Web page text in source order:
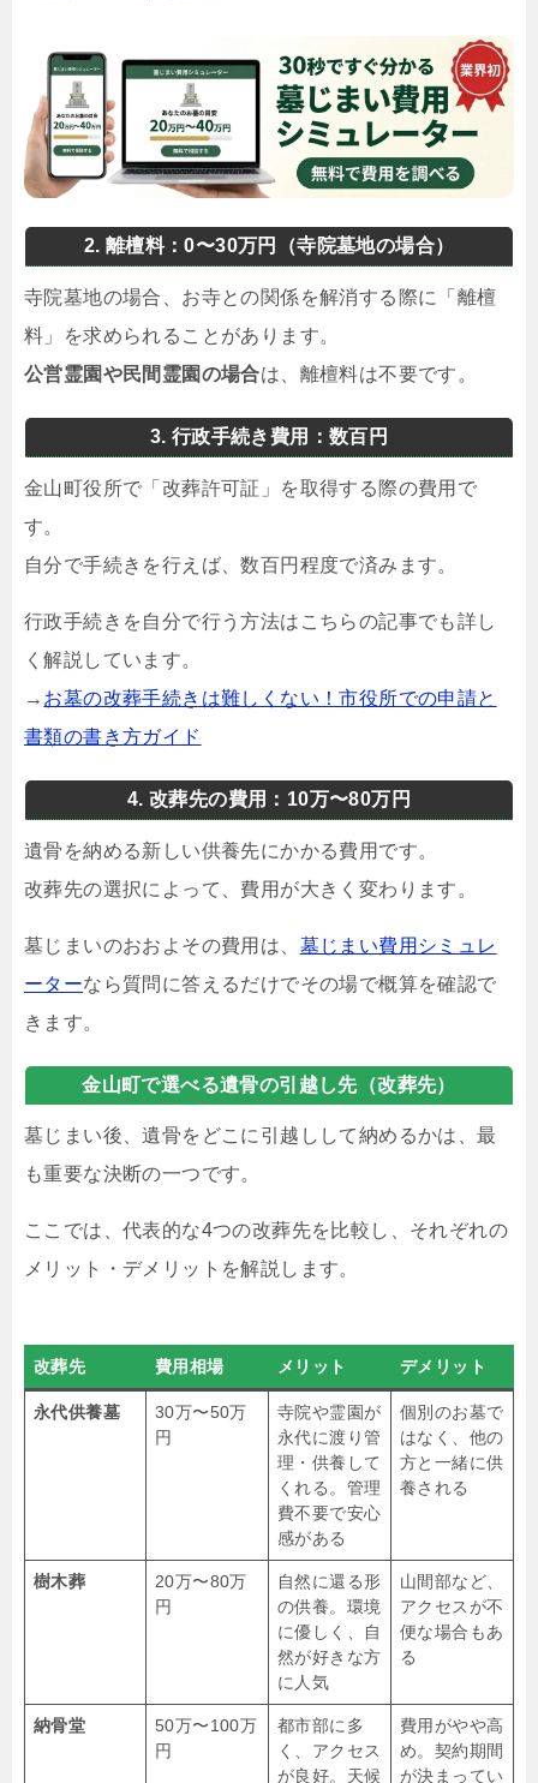
2. 離檀料：0〜30万円（寺院墓地の場合）
寺院墓地の場合、お寺との関係を解消する際に「離檀
料」を求められることがあります。
公営霊園や民間霊園の場合は、離檀料は不要です。
3. 行政手続き費用：数百円
金山町役所で「改葬許可証」を取得する際の費用で
す。
自分で手続きを行えば、数百円程度で済みます。
行政手続きを自分で行う方法はこちらの記事でも詳し
く解説しています。
→ お墓の改葬手続きは難しくない！市役所での申請と
書類の書き方ガイド
4. 改葬先の費用：10万〜80万円
遺骨を納める新しい供養先にかかる費用です。
改葬先の選択によって、費用が大きく変わります。
墓じまいのおおよその費用は、 墓じまい費用シミュレ
ーターなら質問に答えるだけでその場で概算を確認で
きます。
金山町で選べる遺骨の引越し先（改葬先）
墓じまい後、遺骨をどこに引越しして納めるかは、最
も重要な決断の一つです。
ここでは、代表的な4つの改葬先を比較し、それぞれの
メリット・デメリットを解説します。
改葬先 費用相場 メリット デメリット
永代供養墓
30万〜50万
円
寺院や霊園が
永代に渡り管
理・供養して
くれる。管理
費不要で安心
感がある
個別のお墓で
はなく、他の
方と一緒に供
養される
樹木葬
20万〜80万
円
自然に還る形
の供養。環境
に優しく、自
然が好きな方
に人気
山間部など、
アクセスが不
便な場合もあ
る
納骨堂
50万〜100万
円
都市部に多
く、アクセス
が良好。天候
費用がやや高
め。契約期間
が決まってい